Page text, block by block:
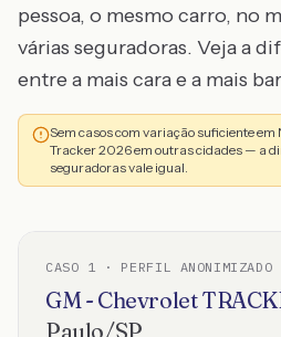
pessoa, o mesmo carro, no
várias seguradoras. Veja a
entre a mais cara e a mais
Sem casos com variação suficiente
Tracker 2026 em outras cidades — a
seguradoras vale igual.
CASO 1 · PERFIL ANONIMIZADO
GM - Chevrolet
Paulo/SP